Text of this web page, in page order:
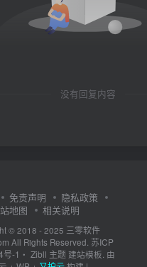
没有回复内容
免责声明
隐私政策
地图
相关说明
© 2018 - 2025 三零软件
All Rights Reserved. 苏ICP
-1 ・ Zibll 主题建站模板. 由